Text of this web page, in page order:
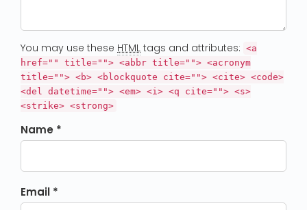
You may use these HTML tags and attributes: <a
href="" title=""> <abbr title=""> <acronym
title=""> <b> <blockquote cite=""> <cite> <code>
<del datetime=""> <em> <i> <q cite=""> <s>
<strike> <strong>
Name *
Email *